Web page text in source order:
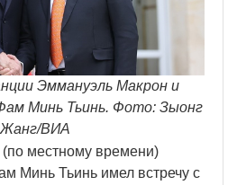
Эммануэль Макрон и
Минь Тьинь. Фото: Зыонг
Жанг/ВИА
местному времени)
Минь Тьинь имел встречу с